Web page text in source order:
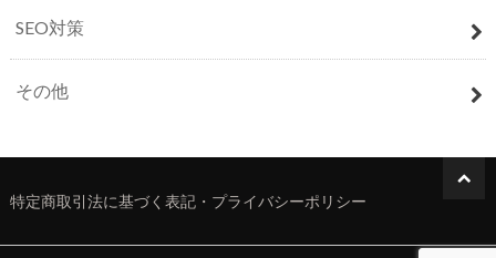
SEO対策
その他
特定商取引法に基づく表記・プライバシーポリシー